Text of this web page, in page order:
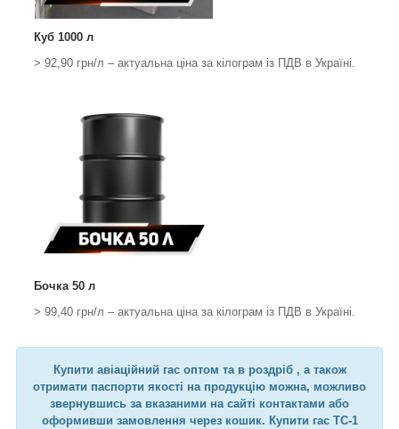
Куб 1000 л
> 92,90 грн/л – актуальна ціна за кілограм із ПДВ в Україні.
Бочка 50 л
> 99,40 грн/л – актуальна ціна за кілограм із ПДВ в Україні.
Купити авіаційний гас оптом та в роздріб , а також
отримати паспорти якості на продукцію можна, можливо
звернувшись за вказаними на сайті контактами або
оформивши замовлення через кошик. Купити гас ТС-1